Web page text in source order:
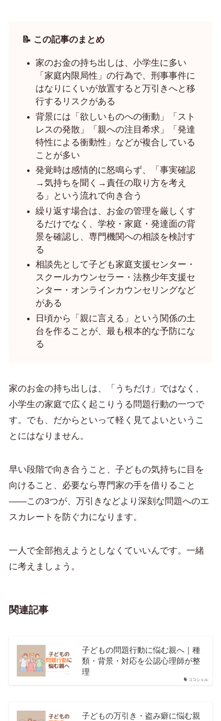
📝 この記事のまとめ
家のお金の持ち出しは、小学生に多い
「家庭内限局性」の行為で、刑事事件に
はなりにくいが放置すると万引きへと移
行するリスクがある
背景には「欲しいものへの衝動」「スト
レスの発散」「親への注目希求」「発達
特性による衝動性」などが複合している
ことが多い
発覚時は感情的に怒鳴らず、「事実確認
→気持ちを聞く→責任の取り方を考え
る」という流れで向き合う
繰り返す場合は、お金の管理を厳しくす
るだけでなく、学校・家庭・発達面の背
景を確認し、専門機関への相談を検討す
る
相談先として子ども家庭支援センター・
スクールカウンセラー・法務少年支援セ
ンター・オンラインカウンセリングなど
がある
日頃から「親に言える」という関係の土
台を作ることが、最も根本的な予防にな
る
家のお金の持ち出しは、「うちだけ」ではなく、
小学生の家庭で広く起こりうる問題行動の一つで
す。でも、だからといって軽く見てよいというこ
とにはなりません。
早い段階で向き合うこと、子どもの気持ちに目を
向けること、必要なら専門家の手を借りること
——この3つが、万引きなどより深刻な問題へのエ
スカレートを防ぐ力になります。
一人で全部抱えようとしなくていいんです。一緒
に考えましょう。
関連記事
ココシェル
子どもの問題行動に悩む親へ｜種
類・背景・対応を公認心理師が整
理
子どもの万引き・盗み癖に悩む親